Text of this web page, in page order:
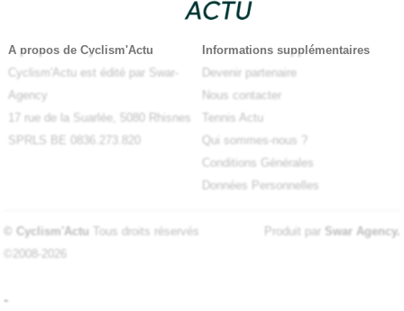
A propos de Cyclism'Actu
Cyclism'Actu est édité par Swar-
Agency
17 rue de la Suarlée, 5080 Rhisnes
SPRLS BE 0836.273.820
Informations supplémentaires
Devenir partenaire
Nous contacter
Tennis Actu
Qui sommes-nous ?
Conditions Générales
Données Personnelles
© Cyclism'Actu Tous droits réservés
©2008-2026
Produit par Swar Agency.
-